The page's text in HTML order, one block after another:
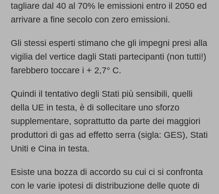
tagliare dal 40 al 70% le emissioni entro il 2050 ed
arrivare a fine secolo con zero emissioni.
Gli stessi esperti stimano che gli impegni presi alla
vigilia del vertice dagli Stati partecipanti (non tutti!)
farebbero toccare i + 2,7° C.
Quindi il tentativo degli Stati più sensibili, quelli
della UE in testa, è di sollecitare uno sforzo
supplementare, soprattutto da parte dei maggiori
produttori di gas ad effetto serra (sigla: GES), Stati
Uniti e Cina in testa.
Esiste una bozza di accordo su cui ci si confronta
con le varie ipotesi di distribuzione delle quote di